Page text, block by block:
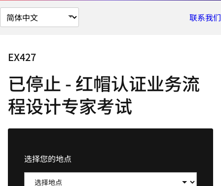
切
换
联系我们
EX427
已停止 - 红帽认证业务流
程设计专家考试
选择您的地点